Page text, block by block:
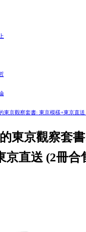
東京觀察套書: 東京模樣+東京直
東京觀察套
京直送 (2冊合